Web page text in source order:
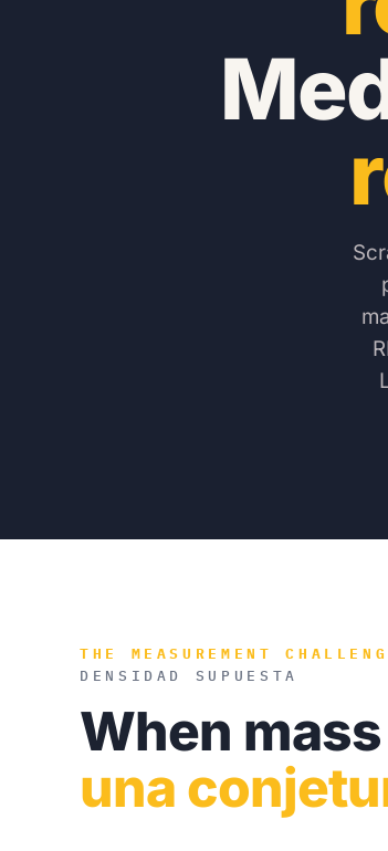
THE MEASUREMENT
DENSIDAD SUPUESTA
When mass
una